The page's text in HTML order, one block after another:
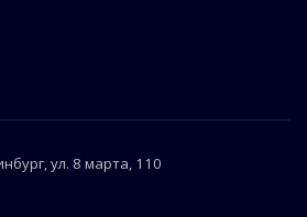
,ул. 8 марта, 110